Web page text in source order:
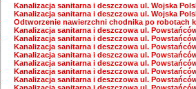
Kanalizacja sanitarna i deszczowa ul. Wojska
Kanalizacja sanitarna i deszczowa ul. Wojska
Odtworzenie nawierzchni chodnika po robotach
Kanalizacja sanitarna i deszczowa ul.
Kanalizacja sanitarna i deszczowa ul.
Kanalizacja sanitarna i deszczowa ul.
Kanalizacja sanitarna i deszczowa ul.
Kanalizacja sanitarna i deszczowa ul.
Kanalizacja sanitarna i deszczowa ul.
Kanalizacja sanitarna i deszczowa ul.